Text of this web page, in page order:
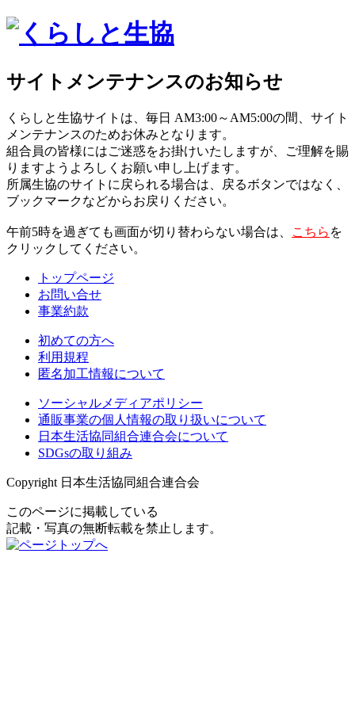
サイトメンテナンスのお知らせ
くらしと生協サイトは、毎日 AM3:00～AM5:00の間、サイト
メンテナンスのためお休みとなります。
組合員の皆様にはご迷惑をお掛けいたしますが、ご理解を賜
りますようよろしくお願い申し上げます。
所属生協のサイトに戻られる場合は、戻るボタンではなく、
ブックマークなどからお戻りください。
午前5時を過ぎても画面が切り替わらない場合は、 こちら を
クリックしてください。
トップページ
お問い合せ
事業約款
初めての方へ
利用規程
匿名加工情報について
ソーシャルメディアポリシー
通販事業の個人情報の取り扱いについて
日本生活協同組合連合会について
SDGsの取り組み
Copyright 日本生活協同組合連合会
このページに掲載している
記載・写真の無断転載を禁止します。